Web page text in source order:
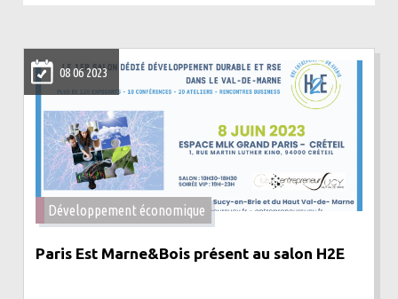
08 06 2023
Développement économique
Paris Est Marne&Bois présent au salon H2E